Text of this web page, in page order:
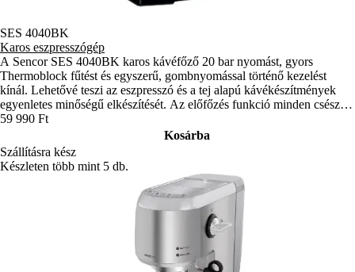
SES 4040BK
Karos eszpresszógép
A Sencor SES 4040BK karos kávéfőző 20 bar nyomást, gyors
Thermoblock fűtést és egyszerű, gombnyomással történő kezelést
kínál. Lehetővé teszi az eszpresszó és a tej alapú kávékészítmények
egyenletes minőségű elkészítését. Az előfőzés funkció minden csésze
kávé teltebb ízét segíti elő.
59 990 Ft
Kosárba
Szállításra kész
Készleten több mint 5 db.